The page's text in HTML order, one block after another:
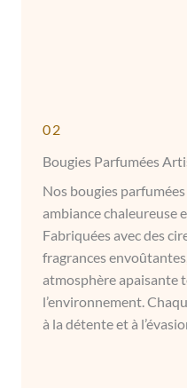
02
Bougies Parfumées
Nos bougies
ambiance chaleureuse
Fabriquées avec des
fragrances
atmosphère apaisante
l’environnement.
à la détente et à